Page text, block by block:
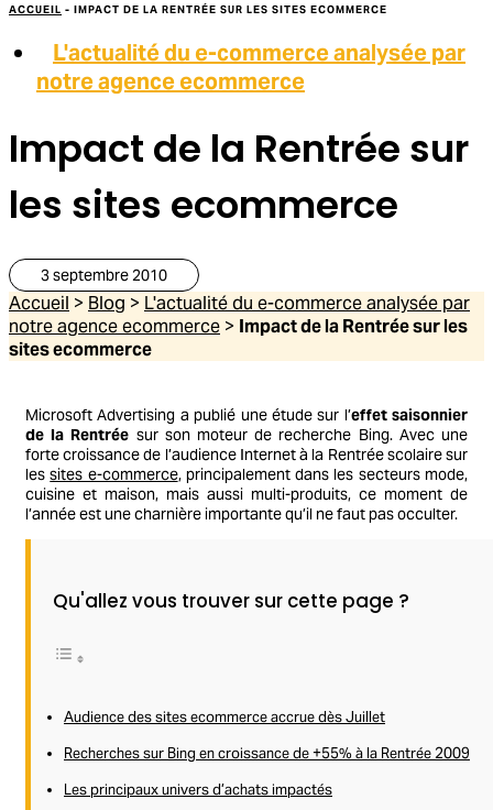
ACCUEIL - IMPACT DE LA RENTRÉE SUR LES SITES ECOMMERCE
L'actualité du e-commerce analysée par
notre agence ecommerce
Impact de la Rentrée sur
les sites ecommerce
3 septembre 2010
Accueil > Blog > L'actualité du e-commerce analysée par
notre agence ecommerce > Impact de la Rentrée sur les
sites ecommerce
Microsoft Advertising a publié une étude sur l’effet saisonnier
de la Rentrée sur son moteur de recherche Bing. Avec une
forte croissance de l’audience Internet à la Rentrée scolaire sur
lessites e-commerce, principalement dans les secteurs mode,
cuisine et maison, mais aussi multi-produits, ce moment de
l’année est une charnière importante qu’il ne faut pas occulter.
Qu'allez vous trouver sur cette page ?
Audience des sites ecommerce accrue dès Juillet
Recherches sur Bing en croissance de +55% à la Rentrée 2009
Les principaux univers d’achats impactés